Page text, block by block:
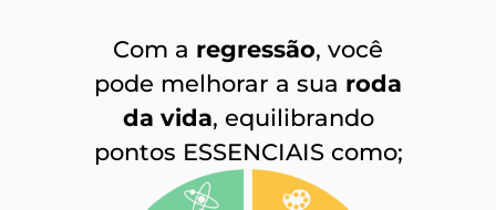
Com a regressão, você
pode melhorar a sua roda
da vida, equilibrando
pontos ESSENCIAIS como;